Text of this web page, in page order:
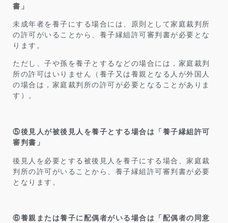
書」
未成年者を養子にする場合には、原則として家庭裁判所
の許可がいることから、養子縁組許可審判書が必要とな
ります。
ただし、子や孫を養子とするなどの場合には，家庭裁判
所の許可はいりません（養子又は養親となる人が外国人
の場合は，家庭裁判所の許可が必要となることがありま
す）。
⑤後見人が被後見人を養子とする場合は「養子縁組許可
審判書」
後見人を必要とする被後見人を養子にする場合、家庭裁
判所の許可がいることから、養子縁組許可審判書が必要
となります。
⑥養親または養子に配偶者がいる場合は「配偶者の同意